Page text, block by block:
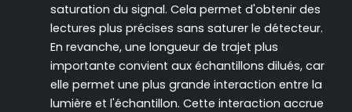
saturation du signal. Cela permet d'obtenir des
lectures plus précises sans saturer le détecteur.
En revanche, une longueur de trajet plus
importante convient aux échantillons dilués, car
elle permet une plus grande interaction entre la
lumière et l'échantillon. Cette interaction accrue